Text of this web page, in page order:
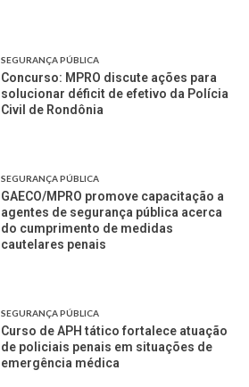
SEGURANÇA PÚBLICA
Concurso: MPRO discute ações para
solucionar déficit de efetivo da Polícia
Civil de Rondônia
SEGURANÇA PÚBLICA
GAECO/MPRO promove capacitação a
agentes de segurança pública acerca
do cumprimento de medidas
cautelares penais
SEGURANÇA PÚBLICA
Curso de APH tático fortalece atuação
de policiais penais em situações de
emergência médica